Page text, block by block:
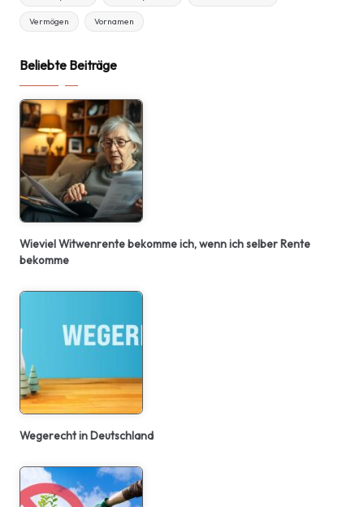
Vermögen Vornamen
Beliebte Beiträge
Wieviel Witwenrente bekomme ich, wenn ich selber Rente
bekomme
Wegerecht in Deutschland